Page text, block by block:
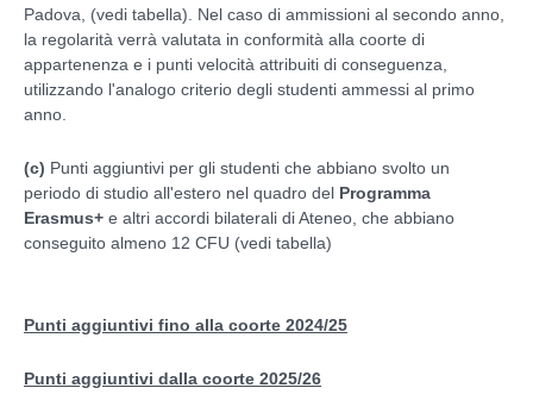
Padova, (vedi tabella). Nel caso di ammissioni al secondo anno,
la regolarità verrà valutata in conformità alla coorte di
appartenenza e i punti velocità attribuiti di conseguenza,
utilizzando l'analogo criterio degli studenti ammessi al primo
anno.
(c) Punti aggiuntivi per gli studenti che abbiano svolto un
periodo di studio all'estero nel quadro del Programma
Erasmus+ e altri accordi bilaterali di Ateneo, che abbiano
conseguito almeno 12 CFU (vedi tabella)
Punti aggiuntivi fino alla coorte 2024/25
Punti aggiuntivi dalla coorte 2025/26